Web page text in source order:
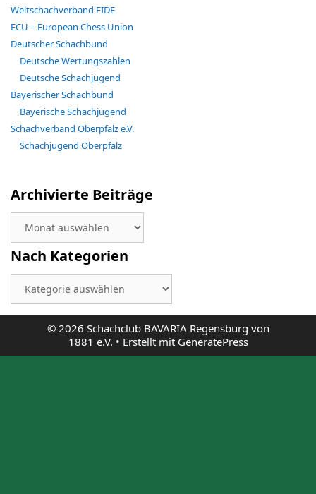
Weltschachverband FIDE
ECU – European Chess Union
Deutscher Schachbund
Deutsche Wertungszahlen
Deutsche Schachjugend
Bayerischer Schachbund
Bayerische Schachjugend
Schachverband Oberpfalz e.V.
Schachjugend Oberpfalz
Archivierte Beiträge
Beiträge
Nach Kategorien
Kategorien
© 2026 Schachclub BAVARIA Regensburg von
1881 e.V. • Erstellt mit GeneratePress